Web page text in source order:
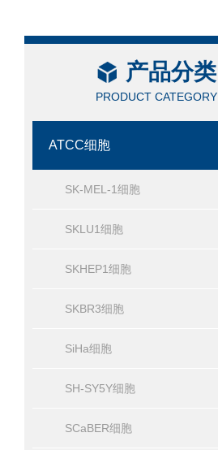
产品分类
PRODUCT CATEGORY
ATCC细胞
SK-MEL-1细胞
SKLU1细胞
SKHEP1细胞
SKBR3细胞
SiHa细胞
SH-SY5Y细胞
SCaBER细胞